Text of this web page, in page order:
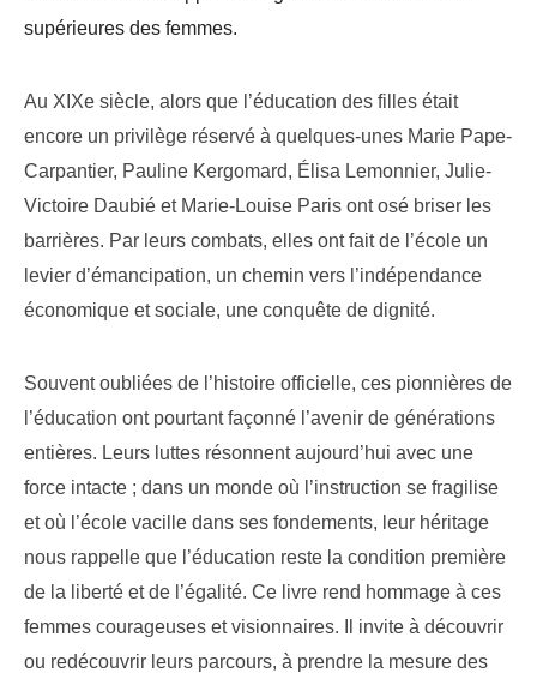
supérieures des femmes.
Au XIXe siècle, alors que l’éducation des filles était
encore un privilège réservé à quelques-unes Marie Pape-
Carpantier, Pauline Kergomard, Élisa Lemonnier, Julie-
Victoire Daubié et Marie-Louise Paris ont osé briser les
barrières. Par leurs combats, elles ont fait de l’école un
levier d’émancipation, un chemin vers l’indépendance
économique et sociale, une conquête de dignité.
Souvent oubliées de l’histoire officielle, ces pionnières de
l’éducation ont pourtant façonné l’avenir de générations
entières. Leurs luttes résonnent aujourd’hui avec une
force intacte ; dans un monde où l’instruction se fragilise
et où l’école vacille dans ses fondements, leur héritage
nous rappelle que l’éducation reste la condition première
de la liberté et de l’égalité. Ce livre rend hommage à ces
femmes courageuses et visionnaires. Il invite à découvrir
ou redécouvrir leurs parcours, à prendre la mesure des